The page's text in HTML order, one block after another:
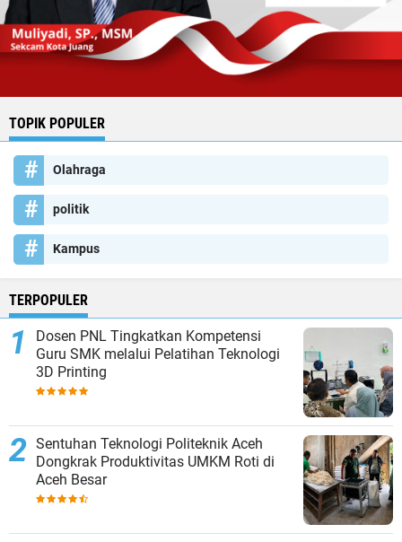
TOPIK POPULER
Olahraga
politik
Kampus
TERPOPULER
Dosen PNL Tingkatkan Kompetensi
Guru SMK melalui Pelatihan Teknologi
3D Printing
Sentuhan Teknologi Politeknik Aceh
Dongkrak Produktivitas UMKM Roti di
Aceh Besar